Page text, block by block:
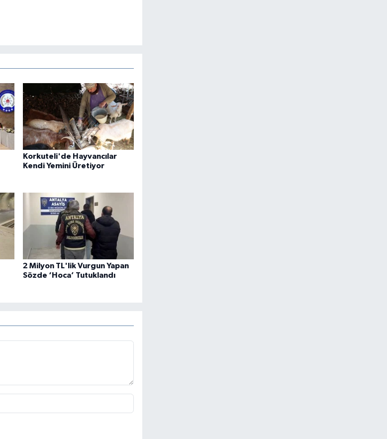
Korkuteli'de Hayvancılar
Kendi Yemini Üretiyor
2 Milyon TL'lik Vurgun Yapan
Sözde ‘Hoca’ Tutuklandı